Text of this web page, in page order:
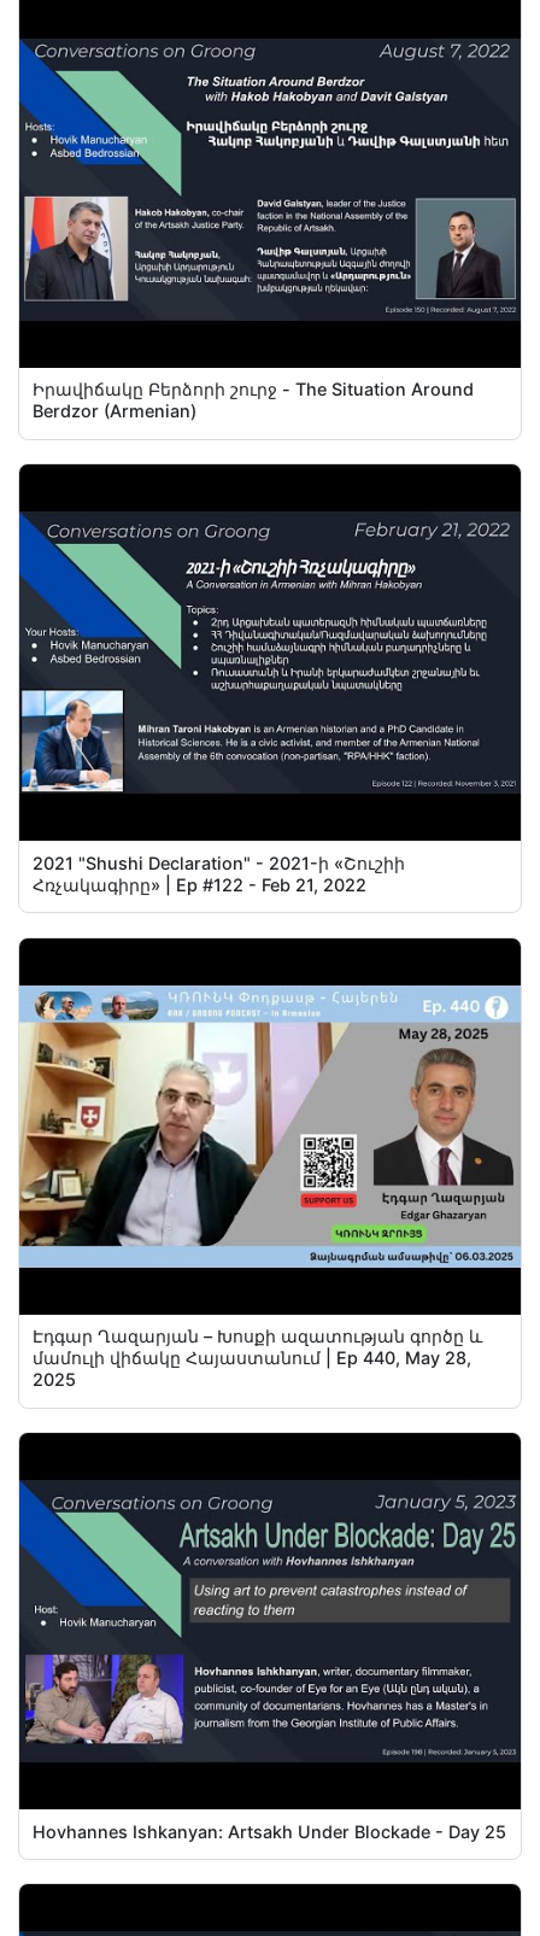
Իրավիճակը Բերձորի շուրջ - The Situation Around
Berdzor (Armenian)
2021 "Shushi Declaration" - 2021-ի «Շուշիի
Հռչակագիրը» | Ep #122 - Feb 21, 2022
Էդգար Ղազարյան – Խոսքի ազատության գործը և
մամուլի վիճակը Հայաստանում | Ep 440, May 28,
2025
Hovhannes Ishkanyan: Artsakh Under Blockade - Day 25